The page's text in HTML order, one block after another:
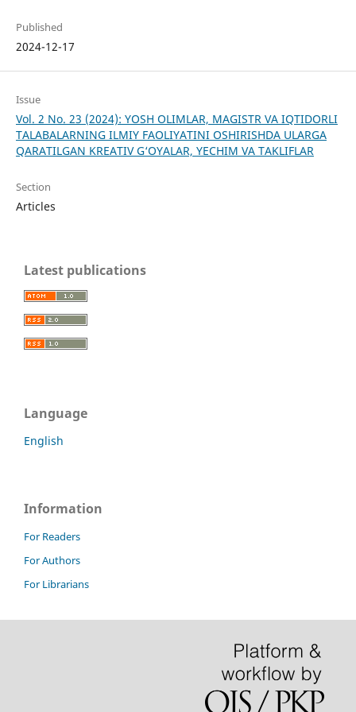
Published
2024-12-17
Issue
Vol. 2 No. 23 (2024): YOSH OLIMLAR, MAGISTR VA IQTIDORLI
TALABALARNING ILMIY FAOLIYATINI OSHIRISHDA ULARGA
QARATILGAN KREATIV G‘OYALAR, YECHIM VA TAKLIFLAR
Section
Articles
Latest publications
Language
English
Information
For Readers
For Authors
For Librarians